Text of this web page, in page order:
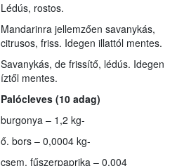
Lédús, rostos.
Mandarinra jellemzően savanykás,
citrusos, friss. Idegen illattól mentes.
Savanykás, de frissítő, lédús. Idegen
íztől mentes.
Palócleves (10 adag)
burgonya – 1,2 kg-
ő. bors – 0,0004 kg-
csem. fűszerpaprika – 0,004